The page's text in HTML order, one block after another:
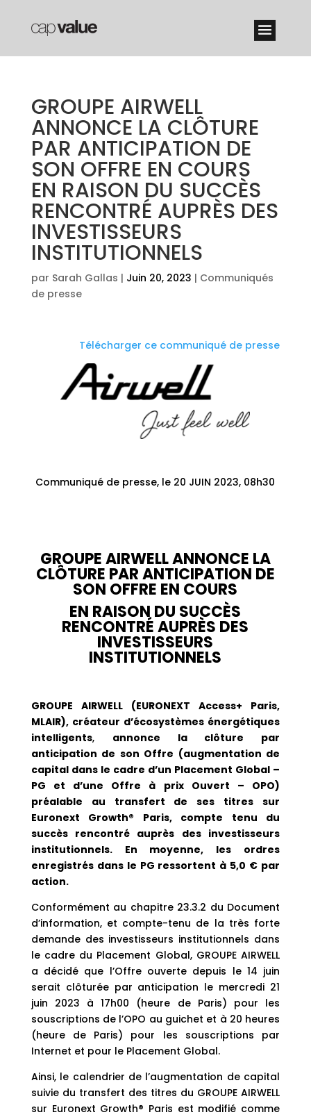
GROUPE AIRWELL
ANNONCE LA CLÔTURE
PAR ANTICIPATION DE
SON OFFRE EN COURS
EN RAISON DU SUCCÈS
RENCONTRÉ AUPRÈS DES
INVESTISSEURS
INSTITUTIONNELS
par Sarah Gallas | Juin 20, 2023 | Communiqués
de presse
Télécharger ce communiqué de presse
Communiqué de presse, le 20 JUIN 2023, 08h30
GROUPE AIRWELL ANNONCE LA
CLÔTURE PAR ANTICIPATION DE
SON OFFRE EN COURS
EN RAISON DU SUCCÈS
RENCONTRÉ AUPRÈS DES
INVESTISSEURS
INSTITUTIONNELS
GROUPE AIRWELL (EURONEXT Access+ Paris,
MLAIR), créateur d’écosystèmes énergétiques
intelligents, annonce la clôture par
anticipation de son Offre (augmentation de
capital dans le cadre d’un Placement Global –
PG et d’une Offre à prix Ouvert – OPO)
préalable au transfert de ses titres sur
Euronext Growth® Paris, compte tenu du
succès rencontré auprès des investisseurs
institutionnels. En moyenne, les ordres
enregistrés dans le PG ressortent à 5,0 € par
action.
Conformément au chapitre 23.3.2 du Document
d’information, et compte-tenu de la très forte
demande des investisseurs institutionnels dans
le cadre du Placement Global, GROUPE AIRWELL
a décidé que l’Offre ouverte depuis le 14 juin
serait clôturée par anticipation le mercredi 21
juin 2023 à 17h00 (heure de Paris) pour les
souscriptions de l’OPO au guichet et à 20 heures
(heure de Paris) pour les souscriptions par
Internet et pour le Placement Global.
Ainsi, le calendrier de l’augmentation de capital
suivie du transfert des titres du GROUPE AIRWELL
sur Euronext Growth® Paris est modifié comme